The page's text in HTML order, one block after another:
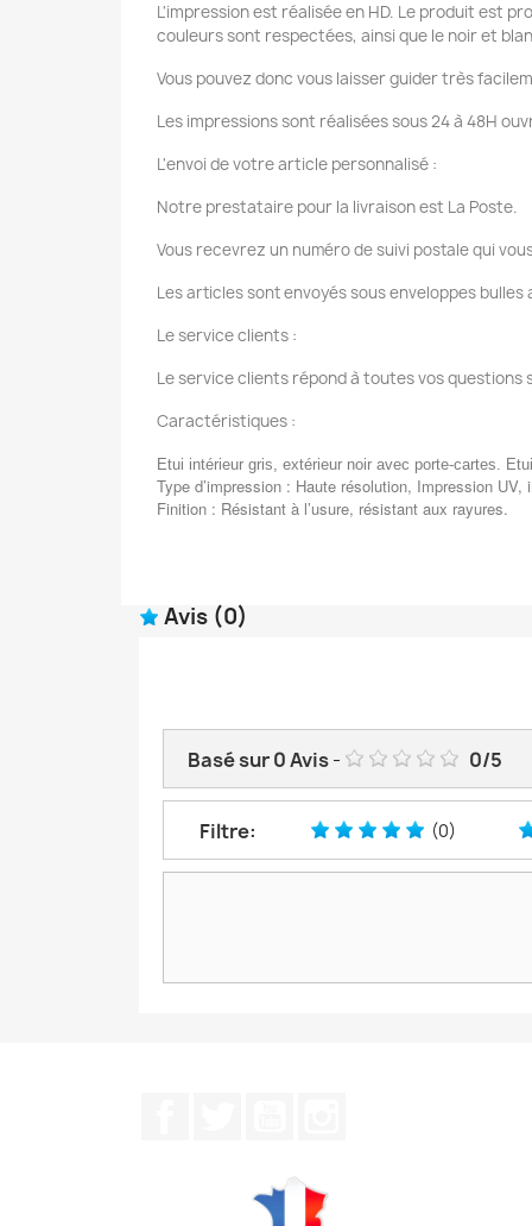
L'impression est réalisée en HD. Le produit est
couleurs sont respectées, ainsi que le noir et
Vous pouvez donc vous laisser guider très
Les impressions sont réalisées sous 24 à 48H
L'envoi de votre article personnalisé :
Notre prestataire pour la livraison est La Poste.
Vous recevrez un numéro de suivi postale qui
Les articles sont envoyés sous enveloppes
Le service clients :
Le service clients répond à toutes vos
Caractéristiques :
Etui intérieur gris, extérieur noir avec porte-cartes.
Type d’impression : Haute résolution, Impression
Finition : Résistant à l’usure, résistant aux rayures.
Avis (0)
Basé sur0Avis- 0/5
Filtre: (0)